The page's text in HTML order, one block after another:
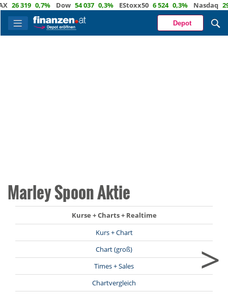
319 0,7% Dow 54 037 0,3% EStoxx50 6 524 0,3% Nasdaq 29 722
Depot
Marley Spoon Aktie
Kurse + Charts + Realtime
Kurs + Chart
Chart (groß)
Times + Sales
Chartvergleich
>